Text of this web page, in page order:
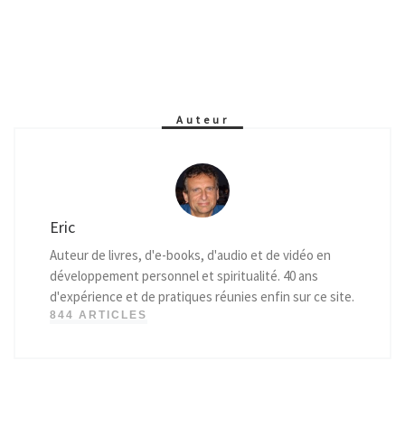
Auteur
Eric
Auteur de livres, d'e-books, d'audio et de vidéo en
développement personnel et spiritualité. 40 ans
d'expérience et de pratiques réunies enfin sur ce site.
844 ARTICLES